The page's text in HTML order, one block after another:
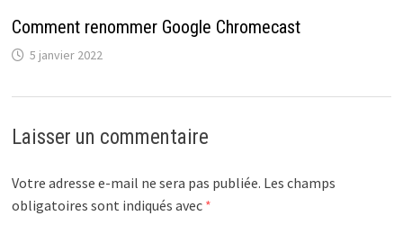
Comment renommer Google Chromecast
5 janvier 2022
Laisser un commentaire
Votre adresse e-mail ne sera pas publiée. Les champs
obligatoires sont indiqués avec *